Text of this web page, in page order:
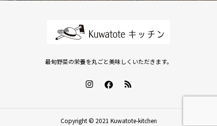
最旬野菜の栄養を丸ごと美味しくいただきます。
Copyright © 2021 Kuwatote-kitchen